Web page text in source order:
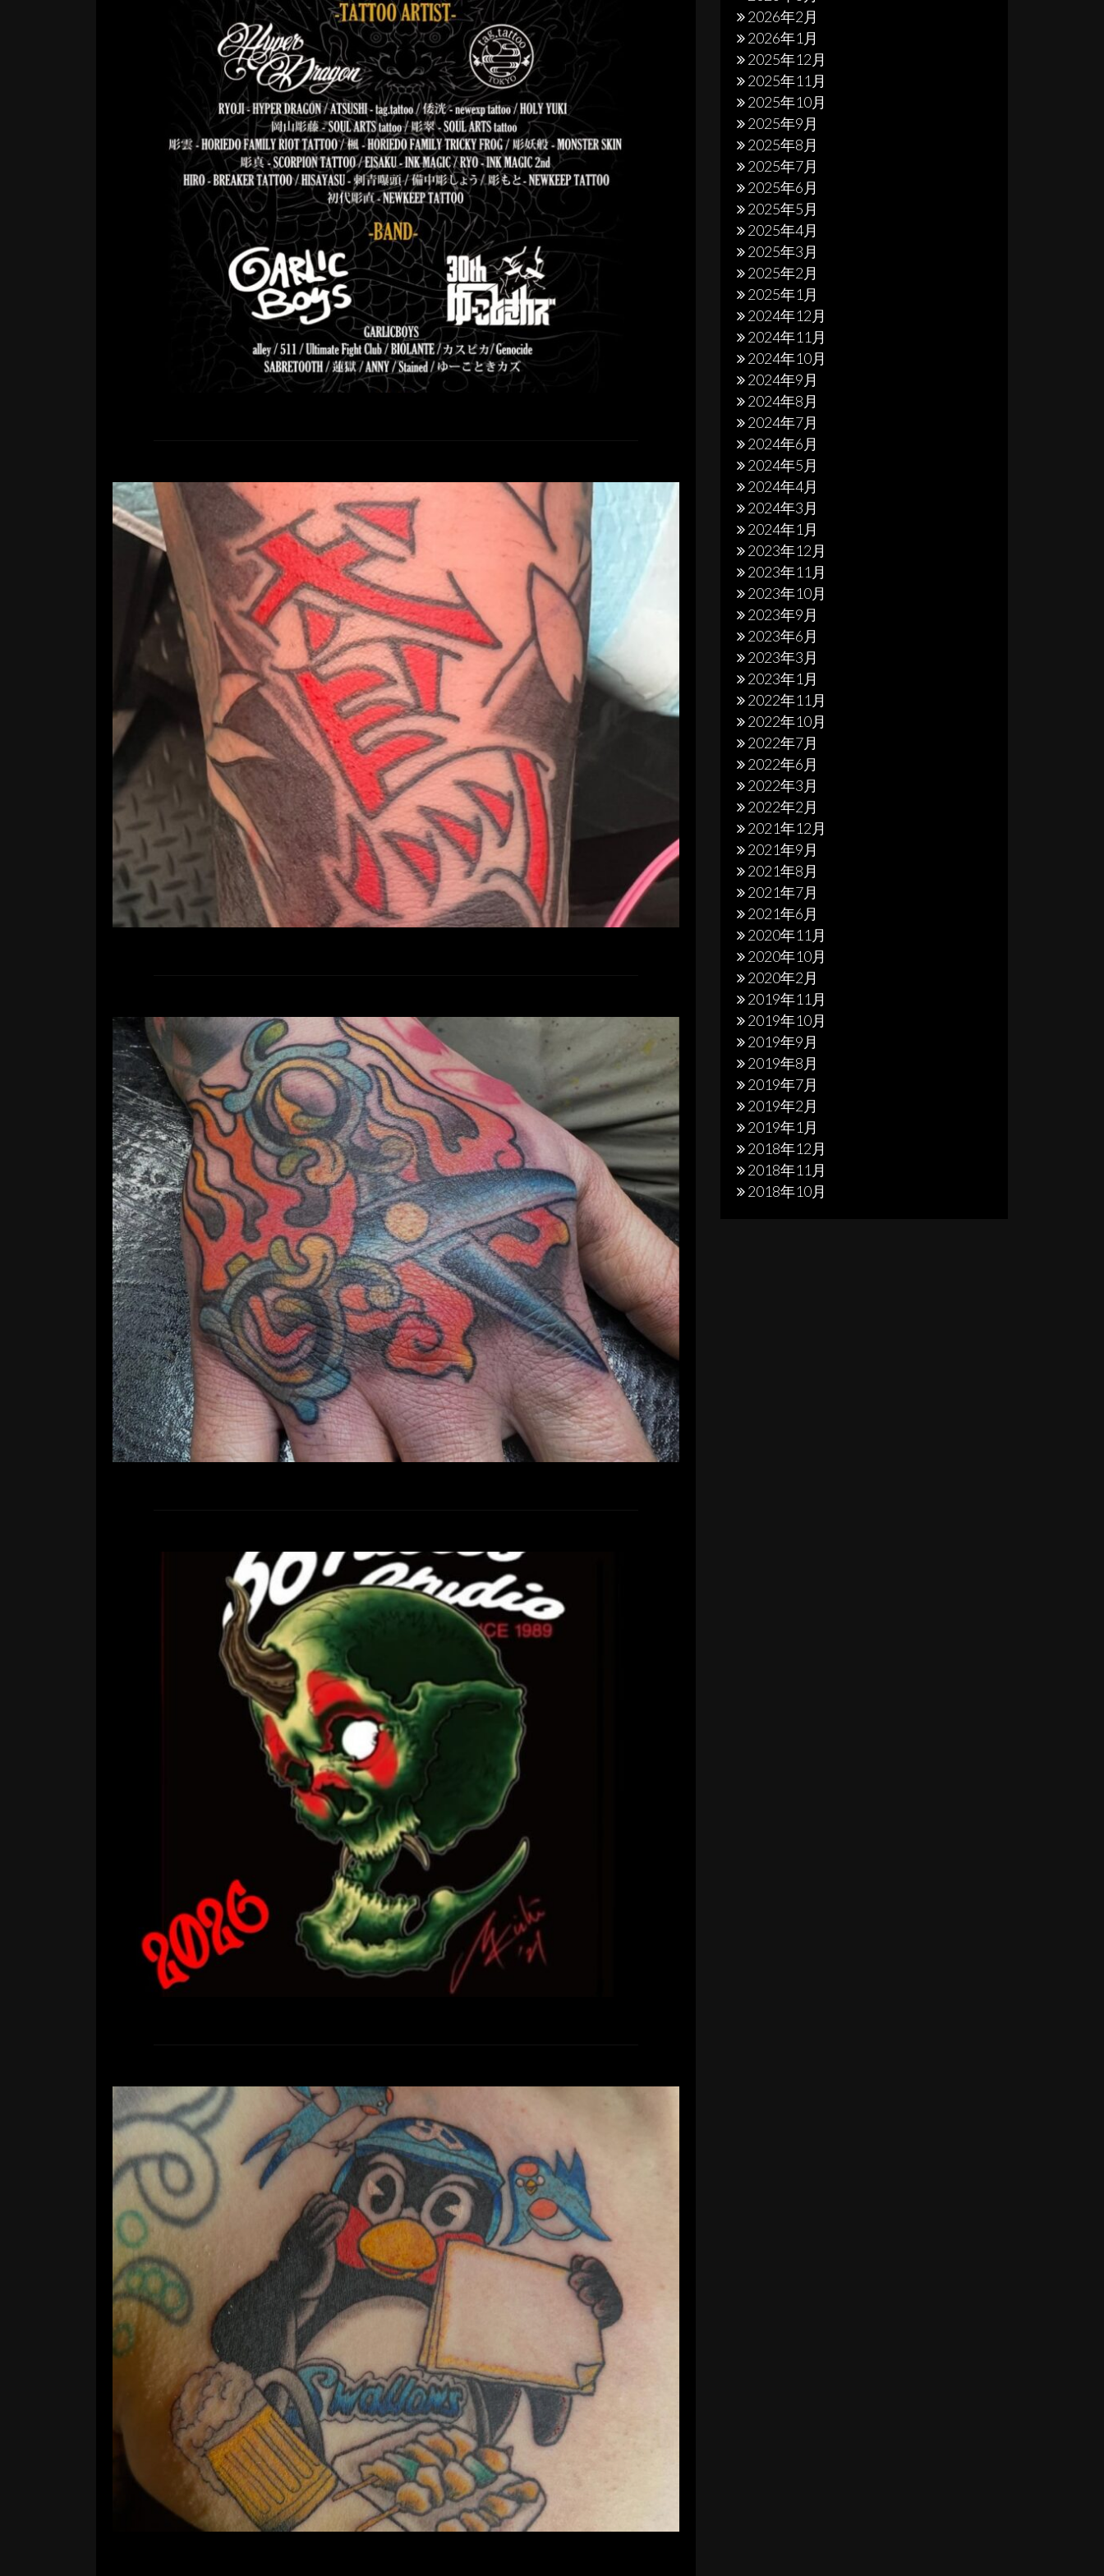
TATTOO BASH! vol.12
2026-07-17
ryoji56
コメントする
岡山行きます…*\(^o^)/* ぽつぽつ予約の問い合わせが入ってますが… 予約でも
当日でも空いてたら大丈夫ですので、直接聞いてください…（╹◡╹） 高知から
もバンドとか遊びに行く人達もいますので、たまには高知県人もタト […]
続きを読む
Recent Works
2026-06-02
ryoji56
コメントする
続きを読む
Recent Works
2026-05-12
ryoji56
コメントする
続きを読む
GUEST WORK@HYPER DRAGON
2026-04-22
ryoji56
コメントする
高知 GUEST WORK…5月16日〜19日… 56TATTOO STUDIO : KISHi (東京) 高知
HYPER DRAGONでゲストワークです 独特のスカルは元より、和彫りや様々な
スタイルでもその個性的で熟練 […]
続きを読む
KING OF TATTOO 2026
2026-04-18
ryoji56
コメントする
KING OF TATTOO 2026にて…m(_ _)m
続きを読む
2026年2月
2026年1月
2025年12月
2025年11月
2025年10月
2025年9月
2025年8月
2025年7月
2025年6月
2025年5月
2025年4月
2025年3月
2025年2月
2025年1月
2024年12月
2024年11月
2024年10月
2024年9月
2024年8月
2024年7月
2024年6月
2024年5月
2024年4月
2024年3月
2024年1月
2023年12月
2023年11月
2023年10月
2023年9月
2023年6月
2023年3月
2023年1月
2022年11月
2022年10月
2022年7月
2022年6月
2022年3月
2022年2月
2021年12月
2021年9月
2021年8月
2021年7月
2021年6月
2020年11月
2020年10月
2020年2月
2019年11月
2019年10月
2019年9月
2019年8月
2019年7月
2019年2月
2019年1月
2018年12月
2018年11月
2018年10月